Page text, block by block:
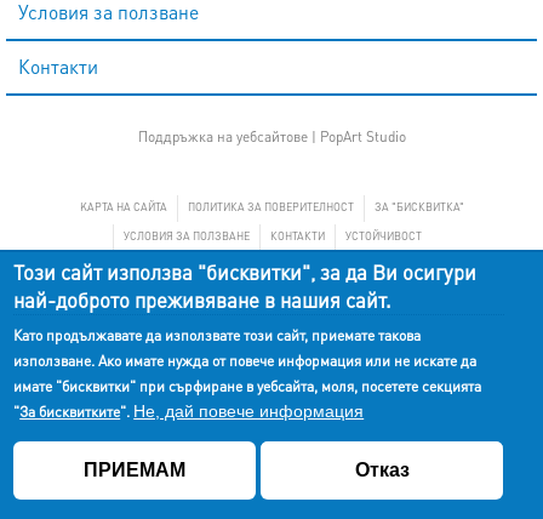
Условия за ползване
Контакти
Поддръжка на уебсайтове | PopArt Studio
KАРТА НА САЙТА ПОЛИТИКА ЗА ПОВЕРИТЕЛНОСТ ЗА "БИСКВИТКА"
УСЛОВИЯ ЗА ПОЛЗВАНЕ КОНТАКТИ УСТОЙЧИВОСТ
Този сайт използва "бисквитки", за да Ви осигури
най-доброто преживяване в нашия сайт.
Като продължавате да използвате този сайт, приемате такова
използване. Ако имате нужда от повече информация или не искате да
имате "бисквитки" при сърфиране в уебсайта, моля, посетете секцията
"За бисквитките". Не, дай повече информация
ПРИЕМАМ Отказ